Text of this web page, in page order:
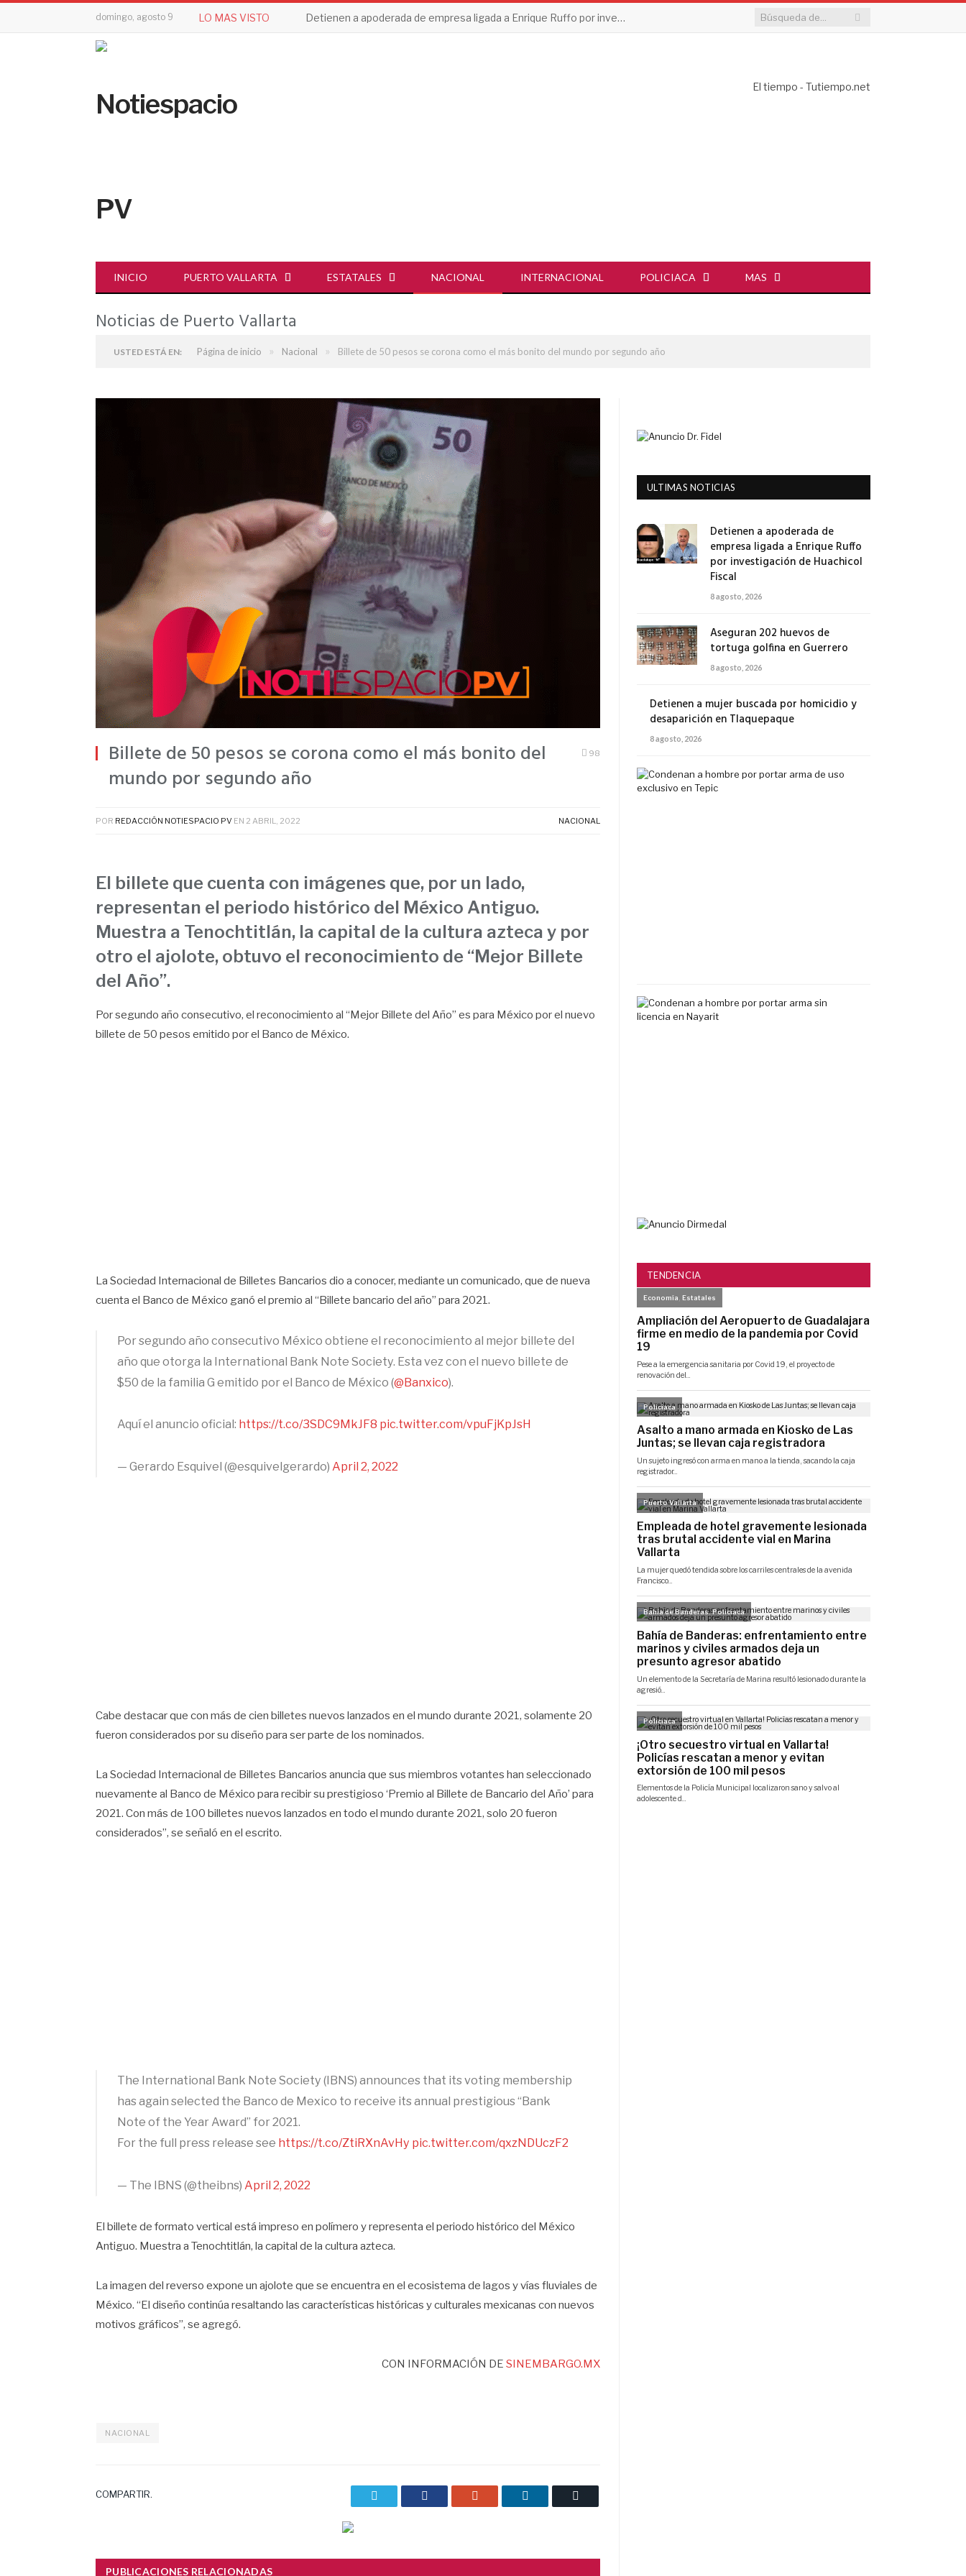
domingo, agosto 9 LO MAS VISTO Detienen a apoderada de empresa ligada a Enrique Ruffo por investigación de Huachicol Fiscal
El tiempo - Tutiempo.net
INICIO PUERTO VALLARTA ESTATALES NACIONAL INTERNACIONAL POLICIACA MAS
Noticias de Puerto Vallarta
USTED ESTÁ EN: Página de inicio » Nacional » Billete de 50 pesos se corona como el más bonito del mundo por segundo año
Billete de 50 pesos se corona como el más bonito del
mundo por segundo año
98
POR REDACCIÓN NOTIESPACIO PV EN 2 ABRIL, 2022 NACIONAL
El billete que cuenta con imágenes que, por un lado,
representan el periodo histórico del México Antiguo.
Muestra a Tenochtitlán, la capital de la cultura azteca y por
otro el ajolote, obtuvo el reconocimiento de “Mejor Billete
del Año”.
Por segundo año consecutivo, el reconocimiento al “Mejor Billete del Año” es para México por el nuevo
billete de 50 pesos emitido por el Banco de México.
La Sociedad Internacional de Billetes Bancarios dio a conocer, mediante un comunicado, que de nueva
cuenta el Banco de México ganó el premio al “Billete bancario del año” para 2021.
Por segundo año consecutivo México obtiene el reconocimiento al mejor billete del
año que otorga la International Bank Note Society. Esta vez con el nuevo billete de
$50 de la familia G emitido por el Banco de México (@Banxico).
Aquí el anuncio oficial: https://t.co/3SDC9MkJF8 pic.twitter.com/vpuFjKpJsH
— Gerardo Esquivel (@esquivelgerardo) April 2, 2022
Cabe destacar que con más de cien billetes nuevos lanzados en el mundo durante 2021, solamente 20
fueron considerados por su diseño para ser parte de los nominados.
La Sociedad Internacional de Billetes Bancarios anuncia que sus miembros votantes han seleccionado
nuevamente al Banco de México para recibir su prestigioso ‘Premio al Billete de Bancario del Año’ para
2021. Con más de 100 billetes nuevos lanzados en todo el mundo durante 2021, solo 20 fueron
considerados”, se señaló en el escrito.
The International Bank Note Society (IBNS) announces that its voting membership
has again selected the Banco de Mexico to receive its annual prestigious “Bank
Note of the Year Award” for 2021.
For the full press release see https://t.co/ZtiRXnAvHy pic.twitter.com/qxzNDUczF2
— The IBNS (@theibns) April 2, 2022
El billete de formato vertical está impreso en polímero y representa el periodo histórico del México
Antiguo. Muestra a Tenochtitlán, la capital de la cultura azteca.
La imagen del reverso expone un ajolote que se encuentra en el ecosistema de lagos y vías fluviales de
México. “El diseño continúa resaltando las características históricas y culturales mexicanas con nuevos
motivos gráficos”, se agregó.
CON INFORMACIÓN DE SINEMBARGO.MX
NACIONAL
COMPARTIR.
PUBLICACIONES RELACIONADAS
ULTIMAS NOTICIAS
Detienen a apoderada de
empresa ligada a Enrique Ruffo
por investigación de Huachicol
Fiscal
8 agosto, 2026
Aseguran 202 huevos de
tortuga golfina en Guerrero
8 agosto, 2026
Detienen a mujer buscada por homicidio y
desaparición en Tlaquepaque
8 agosto, 2026
TENDENCIA